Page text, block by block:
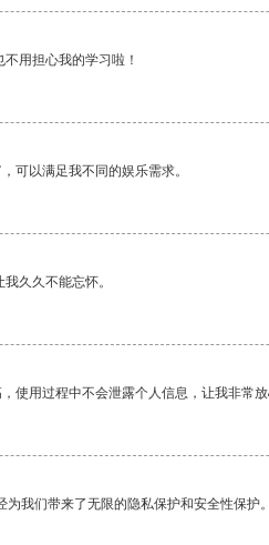
用担心我的学习啦！
可以满足我不同的娱乐需求。
久久不能忘怀。
使用过程中不会泄露个人信息，让我非常
为我们带来了无限的隐私保护和安全性保护